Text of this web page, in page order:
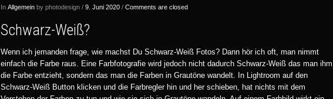
In Allgemein by photodesign / 9. Juni 2020 / Comments are closed
Schwarz-Weiß?
Wenn ich jemanden frage, wie machst Du Schwarz-Weiß Fotos? Dann hör ich oft, man nimmt
einfach die Farbe raus. Eine Farbfotografie wird jedoch nicht dadurch Schwarz-Weiß das man ihm
die Farbe entzieht, sondern das man die Farben in Grautöne wandelt. In Lightroom auf den
Schwarz-Weiß Button klicken und die Farbregler hin und her schieben, hat nichts mit dem